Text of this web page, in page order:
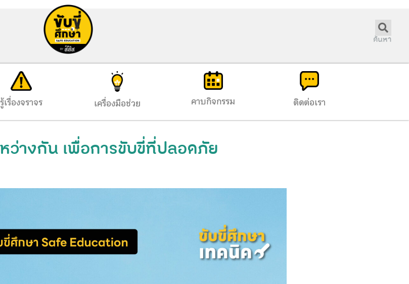
ค้นหา
รู้เรื่องจราจร เครื่องมือช่วย คาบกิจกรรม ติดต่อเรา
ว่างกัน เพื่อการขับขี่ที่ปลอดภัย